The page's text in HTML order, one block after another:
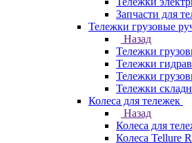
Запчасти для
Тележки грузовые
Назад
Тележки
Тележки
Тележки
Тележки
Колеса для тележек
Назад
Колеса для
Колеса Tellure